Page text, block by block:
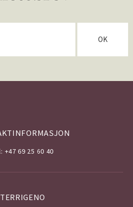
OK
+47 69 25 60 40
TERRIGENO